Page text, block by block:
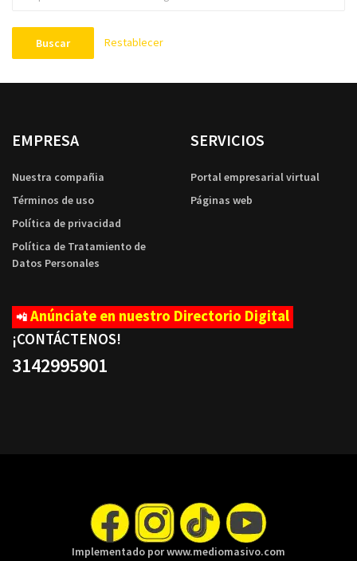
Buscar Restablecer
EMPRESA
Nuestra compañia
Términos de uso
Política de privacidad
Política de Tratamiento de
Datos Personales
SERVICIOS
Portal empresarial virtual
Páginas web
📲 Anúnciate en nuestro Directorio Digital
¡CONTÁCTENOS!
3142995901
Implementado por www.mediomasivo.com